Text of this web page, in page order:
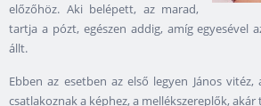
előzőhöz. Aki belépett, az marad,
tartja a pózt, egészen addig, amíg egyesével
állt.
Ebben az esetben az első legyen János
csatlakoznak a képhez, a mellékszereplők, akár